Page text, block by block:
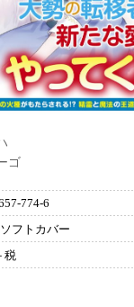
ゴ
774-6
フトカバー
税